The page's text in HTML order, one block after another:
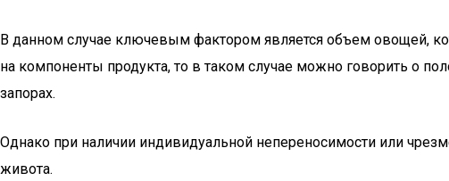
В данном случае ключевым фактором является объем овощей,
на компоненты продукта, то в таком случае можно говорить о
запорах.
Однако при наличии индивидуальной непереносимости или
живота.